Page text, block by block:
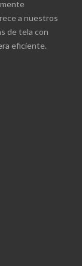
a nuestros
de tela con
eficiente.